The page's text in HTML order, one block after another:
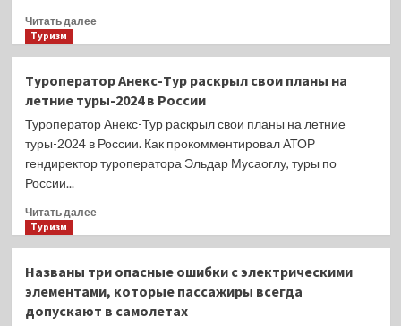
в
Читать далееПрочитать
стоит
готовиться
к
новой
на
заявил
Туризм
Туроператор Анекс-Тур раскрыл свои планы на
летние туры-2024 в России
Туроператор Анекс-Тур раскрыл свои планы на летние
туры-2024 в России. Как прокомментировал АТОР
гендиректор туроператора Эльдар Мусаоглу, туры по
России...
Читать далееПрочитать
Анекс-
Тур
раскрыл
Туризм
Названы три опасные ошибки с электрическими
элементами, которые пассажиры всегда
допускают в самолетах